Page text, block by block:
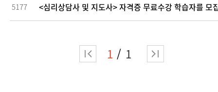
5177 <심리상담사 및 지도사> 자격증 무료수강 학습자를 모
1 1